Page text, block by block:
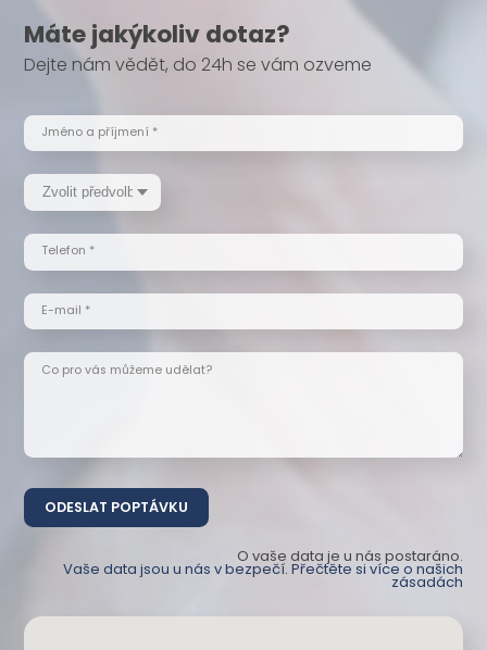
Máte jakýkoliv dotaz?
Dejte nám vědět, do 24h se vám ozveme
Jméno a příjmení *
Telefon *
E-mail *
Co pro vás můžeme udělat?
O vaše data je u nás postaráno.
Vaše data jsou u nás v bezpečí. Přečtěte si více o našich
zásadách